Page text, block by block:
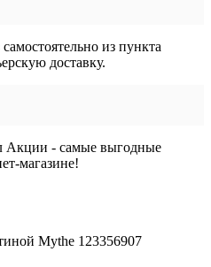
из пункта
доставку.
Акции - самые выгодные
магазине!
Mythe 123356907